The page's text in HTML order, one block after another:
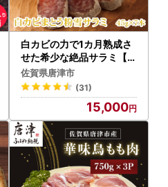
白カビの力で1カ月熟成さ
せた希少な絶品サラミ【冷
凍】
佐賀県唐津市
(31)
15,000